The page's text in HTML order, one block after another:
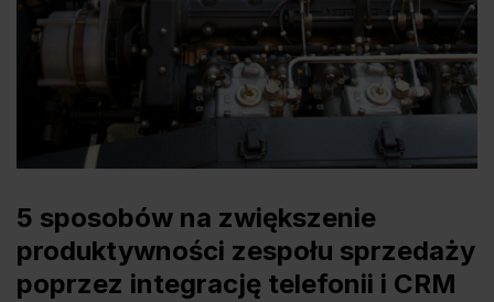
5 sposobów na zwiększenie
produktywności zespołu sprzedaży
poprzez integrację telefonii i CRM